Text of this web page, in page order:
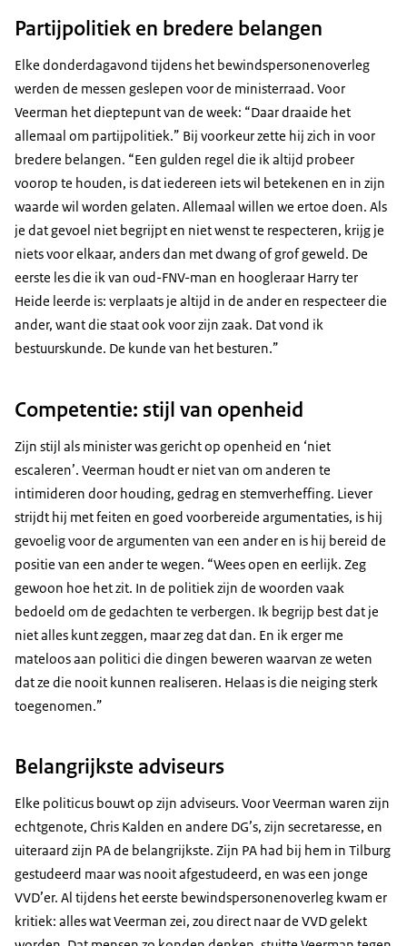
Partijpolitiek en bredere belangen
Elke donderdagavond tijdens het bewindspersonenoverleg
werden de messen geslepen voor de ministerraad. Voor
Veerman het dieptepunt van de week: “Daar draaide het
allemaal om partijpolitiek.” Bij voorkeur zette hij zich in voor
bredere belangen. “Een gulden regel die ik altijd probeer
voorop te houden, is dat iedereen iets wil betekenen en in zijn
waarde wil worden gelaten. Allemaal willen we ertoe doen. Als
je dat gevoel niet begrijpt en niet wenst te respecteren, krijg je
niets voor elkaar, anders dan met dwang of grof geweld. De
eerste les die ik van oud-FNV-man en hoogleraar Harry ter
Heide leerde is: verplaats je altijd in de ander en respecteer die
ander, want die staat ook voor zijn zaak. Dat vond ik
bestuurskunde. De kunde van het besturen.”
Competentie: stijl van openheid
Zijn stijl als minister was gericht op openheid en ‘niet
escaleren’. Veerman houdt er niet van om anderen te
intimideren door houding, gedrag en stemverheffing. Liever
strijdt hij met feiten en goed voorbereide argumentaties, is hij
gevoelig voor de argumenten van een ander en is hij bereid de
positie van een ander te wegen. “Wees open en eerlijk. Zeg
gewoon hoe het zit. In de politiek zijn de woorden vaak
bedoeld om de gedachten te verbergen. Ik begrijp best dat je
niet alles kunt zeggen, maar zeg dat dan. En ik erger me
mateloos aan politici die dingen beweren waarvan ze weten
dat ze die nooit kunnen realiseren. Helaas is die neiging sterk
toegenomen.”
Belangrijkste adviseurs
Elke politicus bouwt op zijn adviseurs. Voor Veerman waren zijn
echtgenote, Chris Kalden en andere DG’s, zijn secretaresse, en
uiteraard zijn PA de belangrijkste. Zijn PA had bij hem in Tilburg
gestudeerd maar was nooit afgestudeerd, en was een jonge
VVD’er. Al tijdens het eerste bewindspersonenoverleg kwam er
kritiek: alles wat Veerman zei, zou direct naar de VVD gelekt